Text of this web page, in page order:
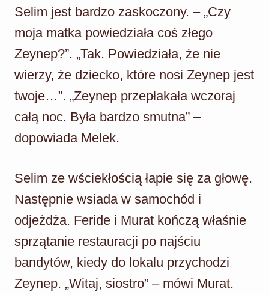
Selim jest bardzo zaskoczony. – „Czy
moja matka powiedziała coś złego
Zeynep?”. „Tak. Powiedziała, że nie
wierzy, że dziecko, które nosi Zeynep jest
twoje…”. „Zeynep przepłakała wczoraj
całą noc. Była bardzo smutna” –
dopowiada Melek.
Selim ze wściekłością łapie się za głowę.
Następnie wsiada w samochód i
odjeżdża. Feride i Murat kończą właśnie
sprzątanie restauracji po najściu
bandytów, kiedy do lokalu przychodzi
Zeynep. „Witaj, siostro” – mówi Murat.